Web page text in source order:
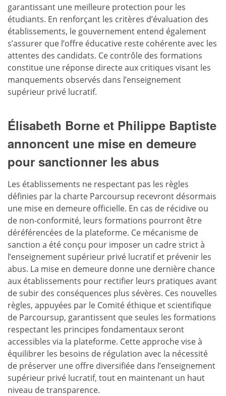
garantissant une meilleure protection pour les
étudiants. En renforçant les critères d’évaluation des
établissements, le gouvernement entend également
s’assurer que l’offre éducative reste cohérente avec les
attentes des candidats. Ce contrôle des formations
constitue une réponse directe aux critiques visant les
manquements observés dans l’enseignement
supérieur privé lucratif.
Élisabeth Borne et Philippe Baptiste
annoncent une mise en demeure
pour sanctionner les abus
Les établissements ne respectant pas les règles
définies par la charte Parcoursup recevront désormais
une mise en demeure officielle. En cas de récidive ou
de non-conformité, leurs formations pourront être
déréférencées de la plateforme. Ce mécanisme de
sanction a été conçu pour imposer un cadre strict à
l’enseignement supérieur privé lucratif et prévenir les
abus. La mise en demeure donne une dernière chance
aux établissements pour rectifier leurs pratiques avant
de subir des conséquences plus sévères. Ces nouvelles
règles, appuyées par le Comité éthique et scientifique
de Parcoursup, garantissent que seules les formations
respectant les principes fondamentaux seront
accessibles via la plateforme. Cette approche vise à
équilibrer les besoins de régulation avec la nécessité
de préserver une offre diversifiée dans l’enseignement
supérieur privé lucratif, tout en maintenant un haut
niveau de transparence.